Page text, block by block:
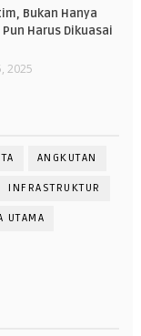
Bukan Hanya
Harus Dikuasai
2025
ANGKUTAN
INFRASTRUKTUR
UTAMA